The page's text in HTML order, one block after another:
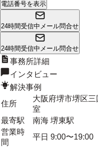
電話番号を表示
24時間受信中 メール問合せ
24時間受信中 メール問合せ
事務所詳細
インタビュー
解決事例
住所
大阪府堺市堺区
室
最寄駅
南海 堺東駅
営業時
間
平日 9:00〜19:00